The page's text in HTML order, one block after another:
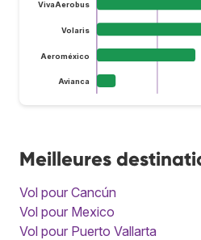
VivaAerobus
Volaris
Aeroméxico
Avianca
Meilleures
Vol pour Cancún
Vol pour Mexico
Vol pour Puerto Vallarta